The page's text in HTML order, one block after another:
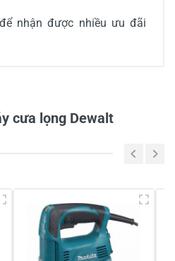
nhận được nhiều ưu đãi
giá
-
-
33%
cưa lọng Dewalt